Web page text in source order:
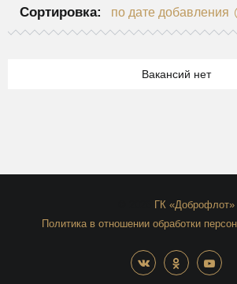
Сортировка: по дате добавления
Вакансий нет
ГК «Доброфлот»
Политика в отношении обработки